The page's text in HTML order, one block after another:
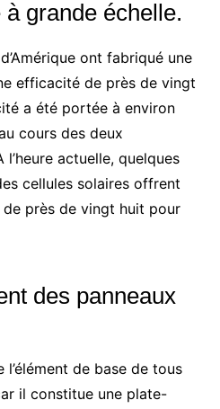
à grande échelle.
ont fabriqué une
efficacité de près de vingt
a été portée à environ
cours des deux
actuelle, quelques
cellules solaires offrent
de près de vingt huit pour
des panneaux
de base de tous
il constitue une plate-